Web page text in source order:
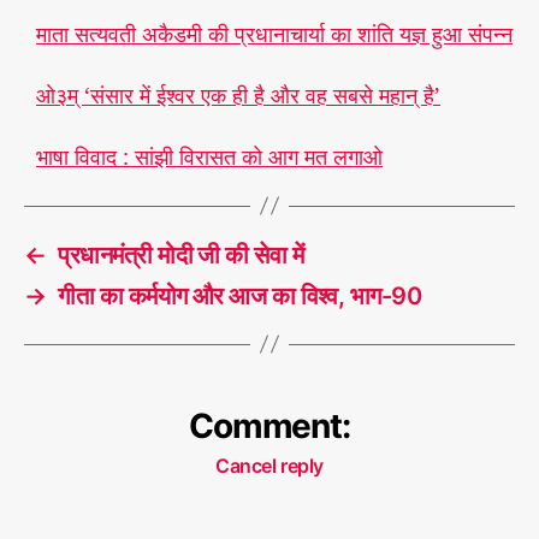
माता सत्यवती अकैडमी की प्रधानाचार्या का शांति यज्ञ हुआ संपन्न
ओ३म् ‘संसार में ईश्वर एक ही है और वह सबसे महान् है’
भाषा विवाद : सांझी विरासत को आग मत लगाओ
← प्रधानमंत्री मोदी जी की सेवा में
→ गीता का कर्मयोग और आज का विश्व, भाग-90
Comment:
Cancel reply